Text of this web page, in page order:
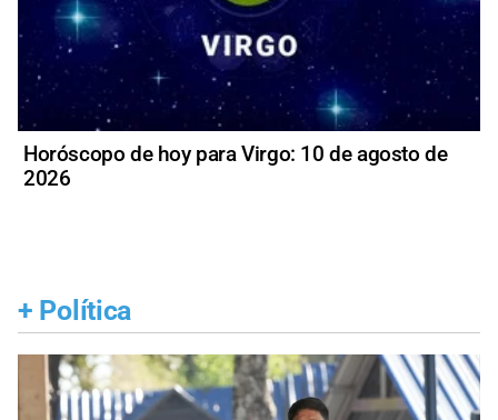
Horóscopo de hoy para Virgo: 10 de agosto de
2026
+ Política